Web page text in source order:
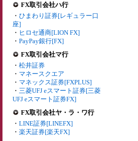
FX取引会社ハ行
・ ひまわり証券[レギュラー口
座]
・ ヒロセ通商[LION FX]
・ PayPay銀行[FX]
FX取引会社マ行
・ 松井証券
・ マネースクエア
・ マネックス証券[FXPLUS]
・ 三菱UFJ eスマート証券[三菱
UFJ eスマート証券FX]
FX取引会社ヤ・ラ・ワ行
・ LINE証券[LINEFX]
・ 楽天証券[楽天FX]